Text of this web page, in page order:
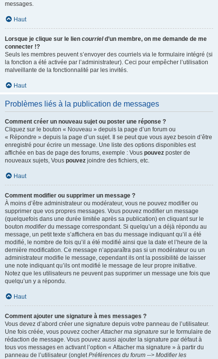
messages.
Haut
Lorsque je clique sur le lien courrield’un membre, on me demande de me
connecter !?
Seuls les membres peuvent s’envoyer des courriels via le formulaire intégré (si
la fonction a été activée par l’administrateur). Ceci pour empêcher l’utilisation
malveillante de la fonctionnalité par les invités.
Haut
Problèmes liés à la publication de messages
Comment créer un nouveau sujet ou poster une réponse ?
Cliquez sur le bouton « Nouveau » depuis la page d’un forum ou
« Répondre » depuis la page d’un sujet. Il se peut que vous ayez besoin d’être
enregistré pour écrire un message. Une liste des options disponibles est
affichée en bas de page des forums, exemple : Vous pouvez poster de
nouveaux sujets, Vous pouvez joindre des fichiers, etc.
Haut
Comment modifier ou supprimer un message ?
À moins d’être administrateur ou modérateur, vous ne pouvez modifier ou
supprimer que vos propres messages. Vous pouvez modifier un message
(quelquefois dans une durée limitée après sa publication) en cliquant sur le
bouton modifierdu message correspondant. Si quelqu’un a déjà répondu au
message, un petit texte s’affichera en bas du message indiquant qu’il a été
modifié, le nombre de fois qu’il a été modifié ainsi que la date et l’heure de la
dernière modification. Ce message n’apparaîtra pas si un modérateur ou un
administrateur modifie le message, cependant ils ont la possibilité de laisser
une note indiquant qu’ils ont modifié le message de leur propre initiative.
Notez que les utilisateurs ne peuvent pas supprimer un message une fois que
quelqu’un y a répondu.
Haut
Comment ajouter une signature à mes messages ?
Vous devez d’abord créer une signature depuis votre panneau de l’utilisateur.
Une fois créée, vous pouvez cocherAttacher ma signature sur le formulaire de
rédaction de message. Vous pouvez aussi ajouter la signature par défaut à
tous vos messages en activant l’option « Attacher ma signature » à partir du
panneau de l’utilisateur (ongletPréférences du forum --> Modifier les